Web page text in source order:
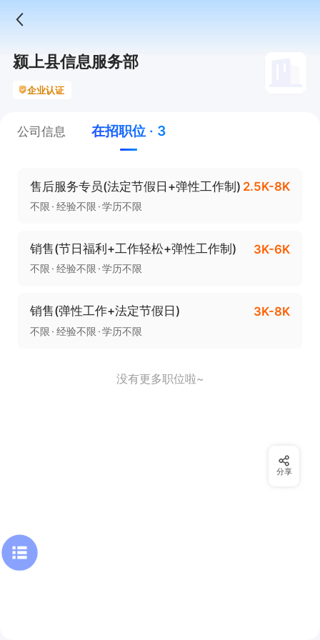
颍上县信息服务部
企业认证
公司信息 在招职位 · 3
售后服务专员(法定节假日+弹性工作制) 2.5K-8K
不限 经验不限 学历不限
销售(节日福利+工作轻松+弹性工作制) 3K-6K
不限 经验不限 学历不限
销售(弹性工作+法定节假日) 3K-8K
不限 经验不限 学历不限
没有更多职位啦~
分享